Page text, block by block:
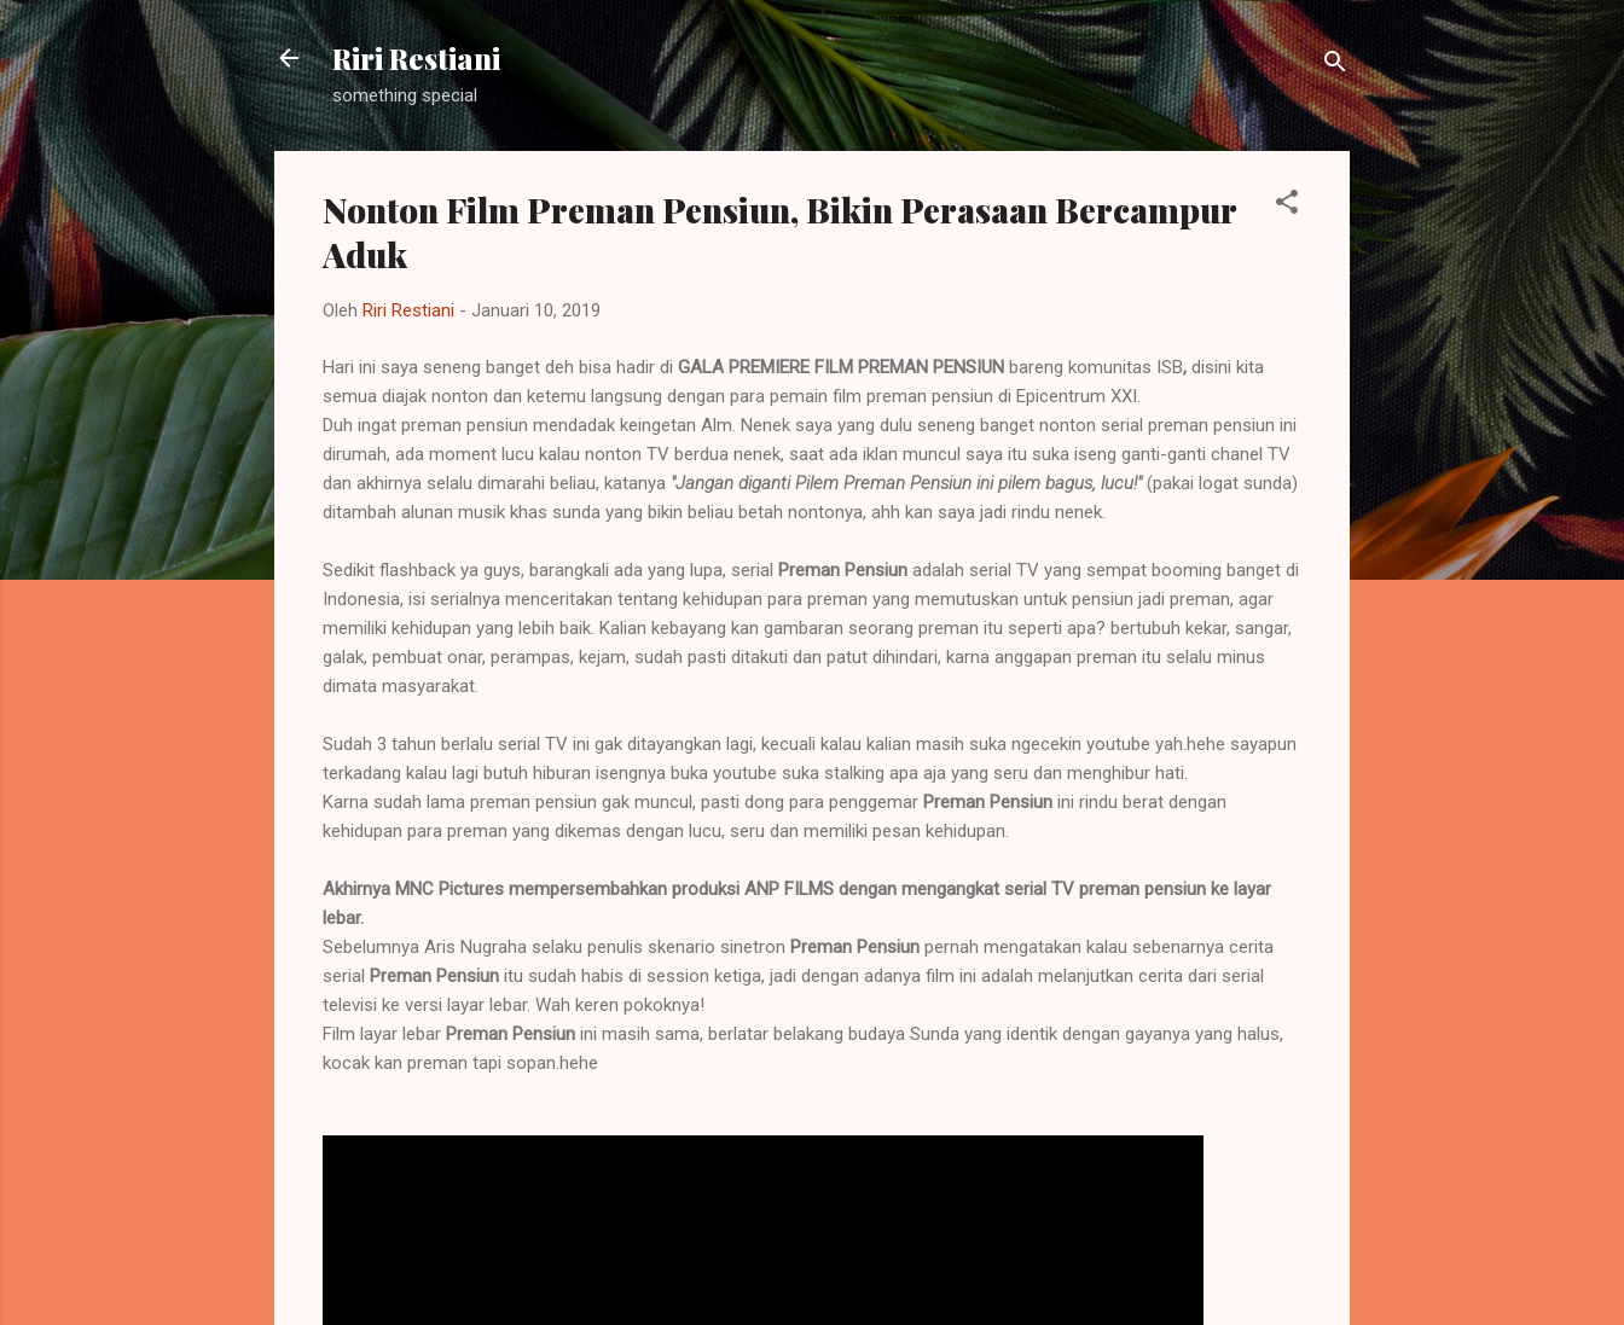
Langsung ke konten utama
Riri Restiani
something special
Nonton Film Preman Pensiun, Bikin Perasaan Bercampur
Aduk
Oleh Riri Restiani - Januari 10, 2019
Hari ini saya seneng banget deh bisa hadir di GALA PREMIERE FILM PREMAN PENSIUN bareng komunitas ISB, disini kita
semua diajak nonton dan ketemu langsung dengan para pemain film preman pensiun di Epicentrum XXI.
Duh ingat preman pensiun mendadak keingetan Alm. Nenek saya yang dulu seneng banget nonton serial preman pensiun ini
dirumah, ada moment lucu kalau nonton TV berdua nenek, saat ada iklan muncul saya itu suka iseng ganti-ganti chanel TV
dan akhirnya selalu dimarahi beliau, katanya "Jangan diganti Pilem Preman Pensiun ini pilem bagus, lucu!"(pakai logat sunda)
ditambah alunan musik khas sunda yang bikin beliau betah nontonya, ahh kan saya jadi rindu nenek.
Sedikit flashback ya guys, barangkali ada yang lupa, serial Preman Pensiun adalah serial TV yang sempat booming banget di
Indonesia, isi serialnya menceritakan tentang kehidupan para preman yang memutuskan untuk pensiun jadi preman, agar
memiliki kehidupan yang lebih baik. Kalian kebayang kan gambaran seorang preman itu seperti apa? bertubuh kekar, sangar,
galak, pembuat onar, perampas, kejam, sudah pasti ditakuti dan patut dihindari, karna anggapan preman itu selalu minus
dimata masyarakat.
Sudah 3 tahun berlalu serial TV ini gak ditayangkan lagi, kecuali kalau kalian masih suka ngecekin youtube yah.hehe sayapun
terkadang kalau lagi butuh hiburan isengnya buka youtube suka stalking apa aja yang seru dan menghibur hati.
Karna sudah lama preman pensiun gak muncul, pasti dong para penggemar Preman Pensiun ini rindu berat dengan
kehidupan para preman yang dikemas dengan lucu, seru dan memiliki pesan kehidupan.
Akhirnya MNC Pictures mempersembahkan produksi ANP FILMS dengan mengangkat serial TV preman pensiun ke layar
lebar.
Sebelumnya Aris Nugraha selaku penulis skenario sinetron Preman Pensiun pernah mengatakan kalau sebenarnya cerita
serial Preman Pensiun itu sudah habis di session ketiga, jadi dengan adanya film ini adalah melanjutkan cerita dari serial
televisi ke versi layar lebar. Wah keren pokoknya!
Film layar lebar Preman Pensiun ini masih sama, berlatar belakang budaya Sunda yang identik dengan gayanya yang halus,
kocak kan preman tapi sopan.hehe